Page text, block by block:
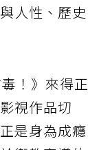
人性、歷史
！》來得正
視作品切
是身為成癮